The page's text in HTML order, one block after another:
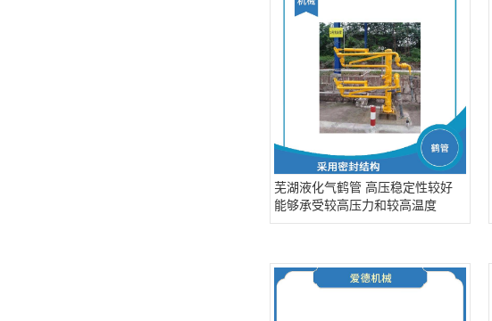
芜湖液化气鹤管 高压稳定性较好
能够承受较高压力和较高温度